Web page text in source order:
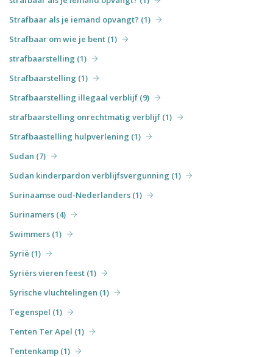
Strafbaar als je iemand opvangt? (1)
Strafbaar om wie je bent (1)
strafbaarstelling (1)
Strafbaarstelling (1)
Strafbaarstelling illegaal verblijf (9)
strafbaarstelling onrechtmatig verblijf (1)
Strafbaastelling hulpverlening (1)
Sudan (7)
Sudan kinderpardon verblijfsvergunning (1)
Surinaamse oud-Nederlanders (1)
Surinamers (4)
Swimmers (1)
Syrië (1)
Syriërs vieren feest (1)
Syrische vluchtelingen (1)
Tegenspel (1)
Tenten Ter Apel (1)
Tentenkamp (1)